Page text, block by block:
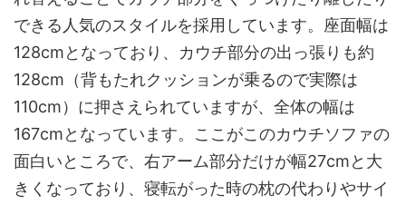
できる人気のスタイルを採用しています。座面幅は
128cmとなっており、カウチ部分の出っ張りも約
128cm（背もたれクッションが乗るので実際は
110cm）に押さえられていますが、全体の幅は
167cmとなっています。ここがこのカウチソファの
面白いところで、右アーム部分だけが幅27cmと大
きくなっており、寝転がった時の枕の代わりやサイ